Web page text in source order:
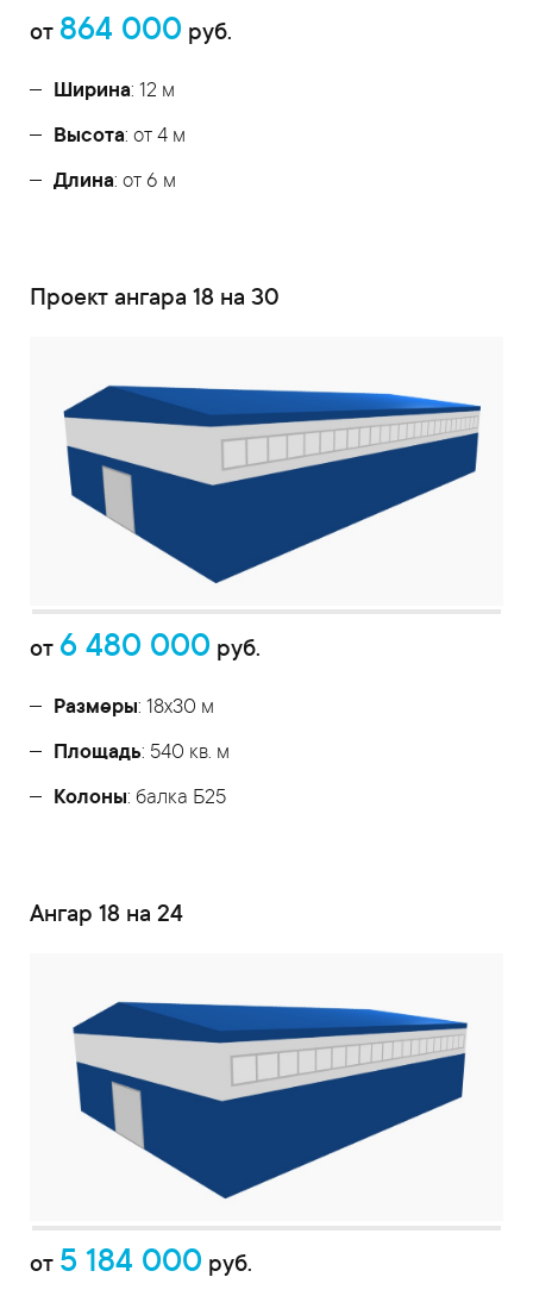
от 864 000 руб.
Ширина: 12 м
Высота: от 4 м
Длина: от 6 м
Проект ангара 18 на 30
от 6 480 000 руб.
Размеры: 18х30 м
Площадь: 540 кв. м
Колоны: балка Б25
Ангар 18 на 24
от 5 184 000 руб.